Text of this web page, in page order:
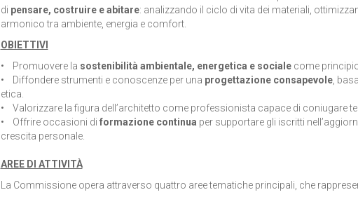
di pensare, costruire e abitare: analizzando il ciclo di vita dei materiali,
armonico tra ambiente, energia e comfort.
OBIETTIVI
• Promuovere la sostenibilità ambientale, energetica e socialecome
• Diffondere strumenti e conoscenze per una progettazione consapevole,
etica.
• Valorizzare la figura dell’architetto come professionista capace di coniugare
• Offrire occasioni di formazione continua per supportare gli iscritti
crescita personale.
AREE DI ATTIVITÀ
La Commissione opera attraverso quattro aree tematiche principali, che